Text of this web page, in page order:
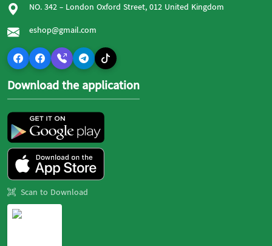
NO. 342 - London Oxford Street, 012 United Kingdom
eshop@gmail.com
Download the application
Scan to Download